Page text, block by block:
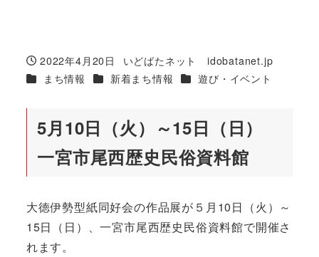
投稿日
2022年4月20日
著
者
いどばたネット idobatanet.jp
カテゴリー
まち情報 カテゴリー
新着まち情報 カテゴリー
遊び・イベント
5月10日（火）～15日（日）
一宮市尾西歴史民俗資料館
大徳伊勢型紙同好会の作品展が５月10日（火）～
15日（日）、一宮市尾西歴史民俗資料館で開催さ
れます。